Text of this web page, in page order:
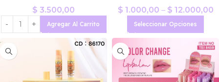
$ 3.500,00
Agregar Al Carrito
$ 1.000,00 – $ 12.000,00
Seleccionar Opciones